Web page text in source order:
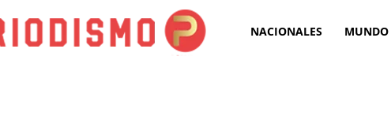
Puro NACIONALES MUNDO